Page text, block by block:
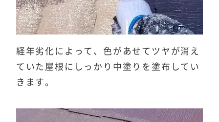
経年劣化によって、色があせてツヤが消え
ていた屋根にしっかり中塗りを塗布してい
きます。